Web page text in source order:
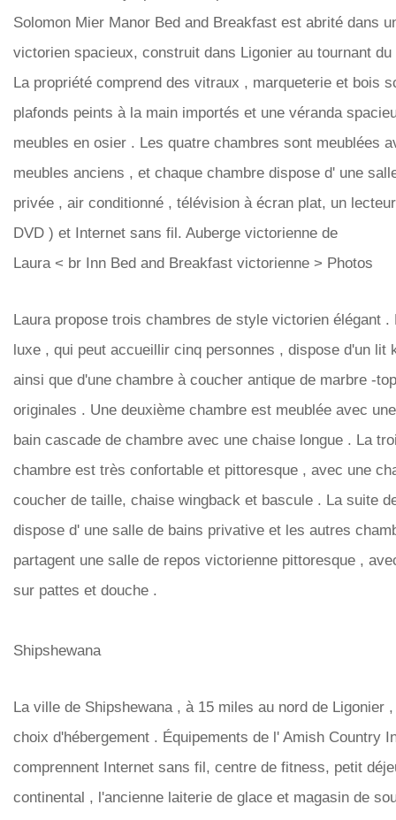
Solomon Mier Manor Bed and Breakfast est abrité dans
victorien spacieux, construit dans Ligonier au tournant
La propriété comprend des vitraux , marqueterie et bois
plafonds peints à la main importés et une véranda
meubles en osier . Les quatre chambres sont meublées
meubles anciens , et chaque chambre dispose d' une
privée , air conditionné , télévision à écran plat, un
DVD ) et Internet sans fil. Auberge victorienne de
Laura < br Inn Bed and Breakfast victorienne > Photos
Laura propose trois chambres de style victorien élégant .
luxe , qui peut accueillir cinq personnes , dispose d'un lit
ainsi que d'une chambre à coucher antique de marbre -
originales . Une deuxième chambre est meublée avec
bain cascade de chambre avec une chaise longue . La
chambre est très confortable et pittoresque , avec une
coucher de taille, chaise wingback et bascule . La suite
dispose d' une salle de bains privative et les autres
partagent une salle de repos victorienne pittoresque ,
sur pattes et douche .
Shipshewana
La ville de Shipshewana , à 15 miles au nord de Ligonier
choix d'hébergement . Équipements de l' Amish Country
comprennent Internet sans fil, centre de fitness, petit
continental , l'ancienne laiterie de glace et magasin de